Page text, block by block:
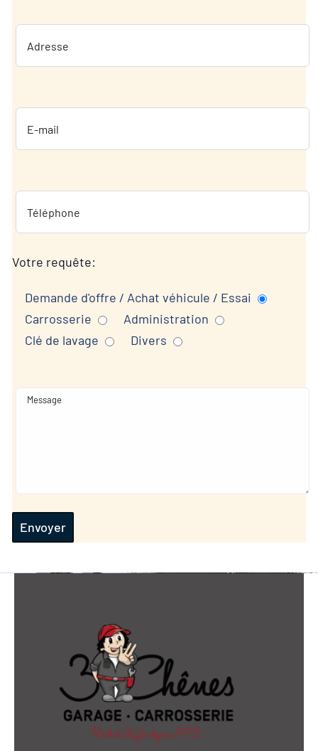
Votre requête:
Demande d'offre / Achat véhicule / Essai
Carrosserie
Administration
Clé de lavage
Divers